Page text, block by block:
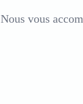
Nous vous